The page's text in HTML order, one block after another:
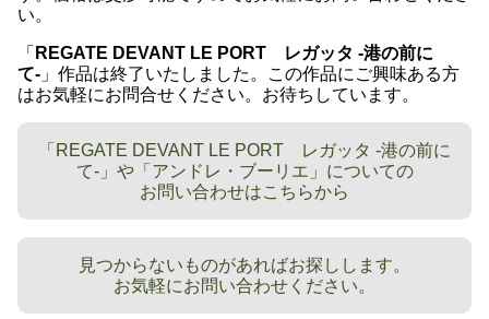
い。
「 REGATE DEVANT LE PORT レガッタ -港の前に
て- 」作品は終了いたしました。この作品にご興味ある方
はお気軽にお問合せください。お待ちしています。
「REGATE DEVANT LE PORT レガッタ -港の前に
て-」や「アンドレ・ブーリエ」についての
お問い合わせはこちらから
見つからないものがあればお探しします。
お気軽にお問い合わせください。